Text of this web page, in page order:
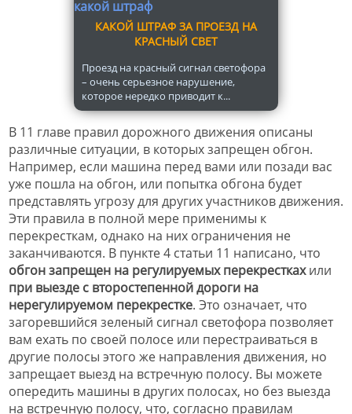
КАКОЙ ШТРАФ ЗА ПРОЕЗД НА
КРАСНЫЙ СВЕТ
Проезд на красный сигнал светофора
– очень серьезное нарушение,
которое нередко приводит к...
В 11 главе правил дорожного движения описаны
различные ситуации, в которых запрещен обгон.
Например, если машина перед вами или позади вас
уже пошла на обгон, или попытка обгона будет
представлять угрозу для других участников движения.
Эти правила в полной мере применимы к
перекресткам, однако на них ограничения не
заканчиваются. В пункте 4 статьи 11 написано, что
обгон запрещен на регулируемых перекресткахили
при выезде с второстепенной дороги на
нерегулируемом перекрестке. Это означает, что
загоревшийся зеленый сигнал светофора позволяет
вам ехать по своей полосе или перестраиваться в
другие полосы этого же направления движения, но
запрещает выезд на встречную полосу. Вы можете
опередить машины в других полосах, но без выезда
на встречную полосу, что, согласно правилам